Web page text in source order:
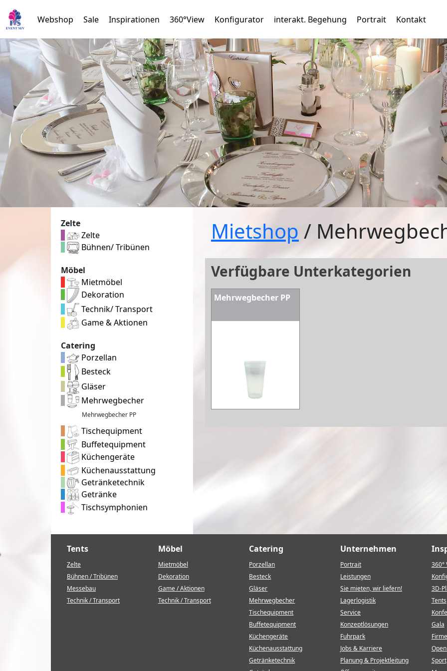
Webshop Sale Inspirationen 360°View Konfigurator interakt. Begehung Portrait Kontakt
Zelte
Zelte
Bühnen/ Tribünen
Möbel
Mietmöbel
Dekoration
Technik/ Transport
Game & Aktionen
Catering
Porzellan
Besteck
Gläser
Mehrwegbecher
Mehrwegbecher PP
Tischequipment
Buffetequipment
Küchengeräte
Küchenausstattung
Getränketechnik
Getränke
Tischsymphonien
Mietshop /
Verfügbare Unterkategorien
Mehrwegbecher PP
Tents
Zelte
Bühnen / Tribünen
Messebau
Technik / Transport
Möbel
Mietmöbel
Dekoration
Game / Aktionen
Technik / Transport
Catering
Porzellan
Besteck
Gläser
Mehrwegbecher
Tischequipment
Buffetequipment
Küchengeräte
Küchenausstattung
Getränketechnik
Unternehmen
Portrait
Leistungen
Sie mieten, wir liefern!
Lagerlogistik
Service
Konzeptlösungen
Fuhrpark
Jobs & Karriere
Planung & Projektleitung
360°
3D-
Tents
Gala
Sport